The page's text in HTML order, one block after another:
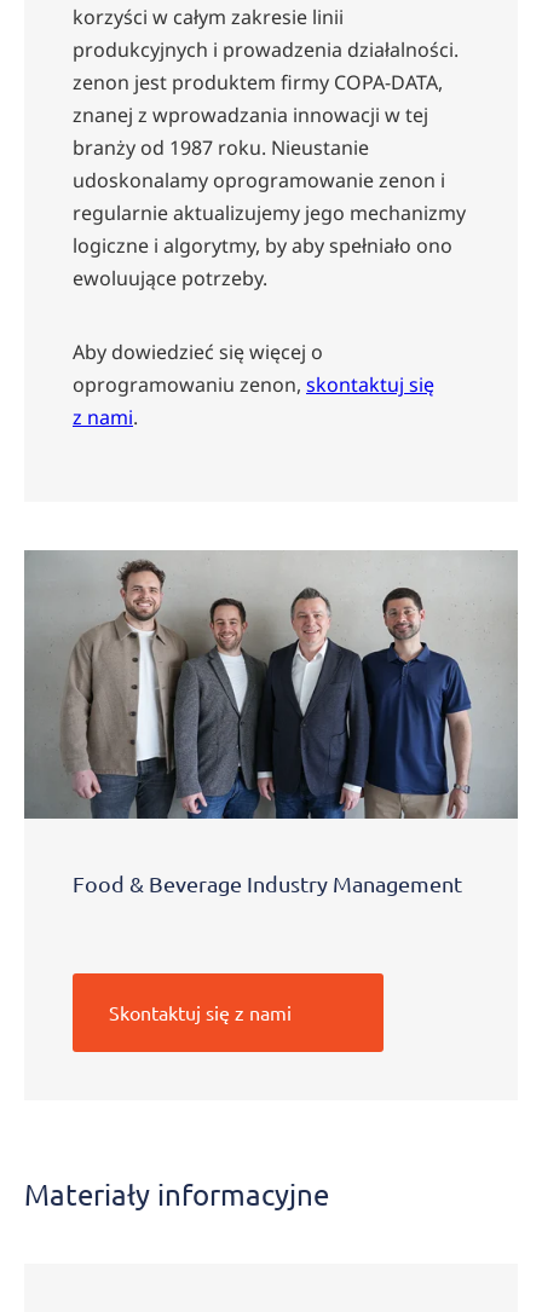
korzyści w całym zakresie linii
produkcyjnych i prowadzenia działalności.
zenon jest produktem firmy COPA-DATA,
znanej z wprowadzania innowacji w tej
branży od 1987 roku. Nieustanie
udoskonalamy oprogramowanie zenon i
regularnie aktualizujemy jego mechanizmy
logiczne i algorytmy, by aby spełniało ono
ewoluujące potrzeby.
Aby dowiedzieć się więcej o
oprogramowaniu zenon, skontaktuj się
z nami.
Food & Beverage Industry Management
Skontaktuj się z nami
Materiały informacyjne